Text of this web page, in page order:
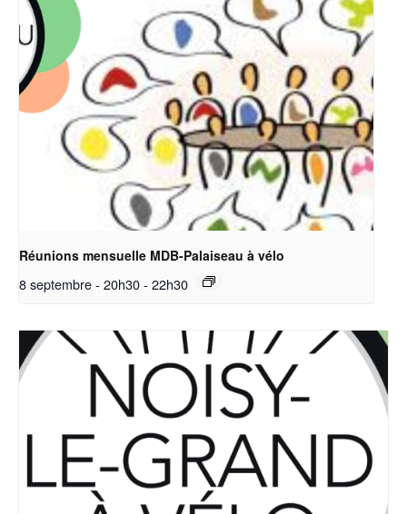
Réunions mensuelle MDB-Palaiseau à vélo
8 septembre - 20h30- 22h30